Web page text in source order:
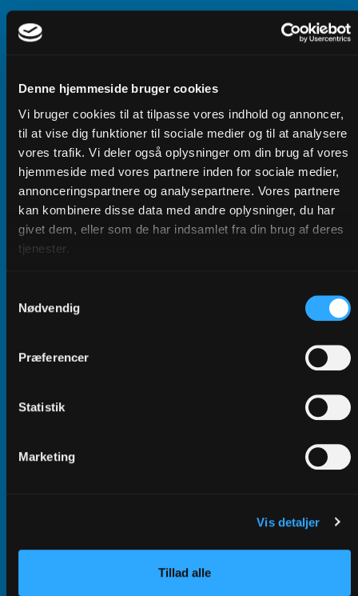
Denne hjemmeside bruger cookies
Vi bruger cookies til at tilpasse vores indhold og annoncer,
til at vise dig funktioner til sociale medier og til at analysere
vores trafik. Vi deler også oplysninger om din brug af vores
hjemmeside med vores partnere inden for sociale medier,
annonceringspartnere og analysepartnere. Vores partnere
kan kombinere disse data med andre oplysninger, du har
givet dem, eller som de har indsamlet fra din brug af deres
tjenester.
Nødvendig
Præferencer
Statistik
Marketing
Vis detaljer
Tillad alle
'Verden gik
videre, imens jeg
sad fast i sumpen'
Da Marie pludseligt blev alene med sin 3-årige datter,
befandt hun sig i en sump af sorg. Imens fortsatte
verden i hurtigt tempo.
En sorggruppe for unge voksne blev Maries livline i en
tid, hvor alt var kaos.
imens hun selv befandt sig i en altopslugende sump af sorg.
hvor alt var kaos.